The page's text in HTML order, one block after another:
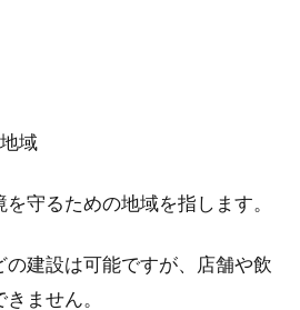
さんに挨拶に行くときお菓子な
とになったら、「大家さんに挨拶に行くべ
域
守るための地域を指します。
建設は可能ですが、店舗や飲
ません。